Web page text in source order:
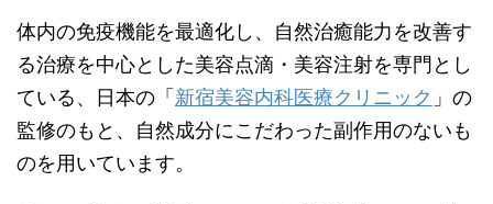
体内の免疫機能を最適化し、自然治癒能力を改善す
る治療を中心とした美容点滴・美容注射を専門とし
ている、日本の「 新宿美容内科医療クリニック 」の
監修のもと、自然成分にこだわった副作用のないも
のを用いています。